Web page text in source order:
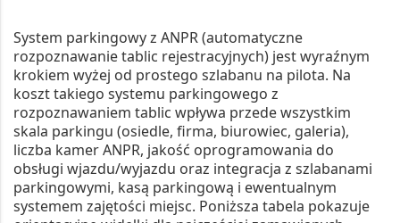
System parkingowy z ANPR(automatyczne
rozpoznawanie tablic rejestracyjnych) jest wyraźnym
krokiem wyżej od prostego szlabanu na pilota. Na
koszt takiego systemu parkingowego z
rozpoznawaniem tablic wpływa przede wszystkim
skala parkingu (osiedle, firma, biurowiec, galeria),
liczba kamer ANPR, jakość oprogramowania do
obsługi wjazdu/wyjazdu oraz integracja z szlabanami
parkingowymi, kasą parkingową i ewentualnym
systemem zajętości miejsc. Poniższa tabela pokazuje